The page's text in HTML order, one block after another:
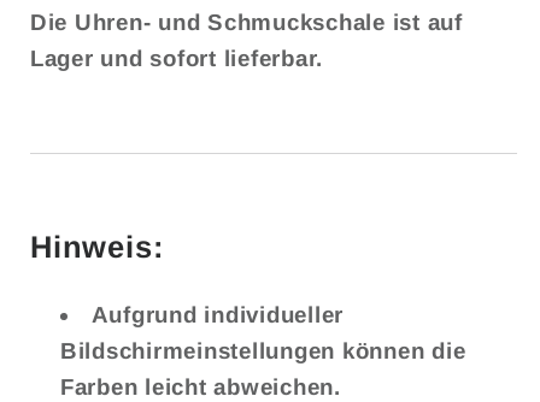
Die Uhren- und Schmuckschale ist auf
Lager und sofort lieferbar.
Hinweis:
Aufgrund individueller
Bildschirmeinstellungen können die
Farben leicht abweichen.